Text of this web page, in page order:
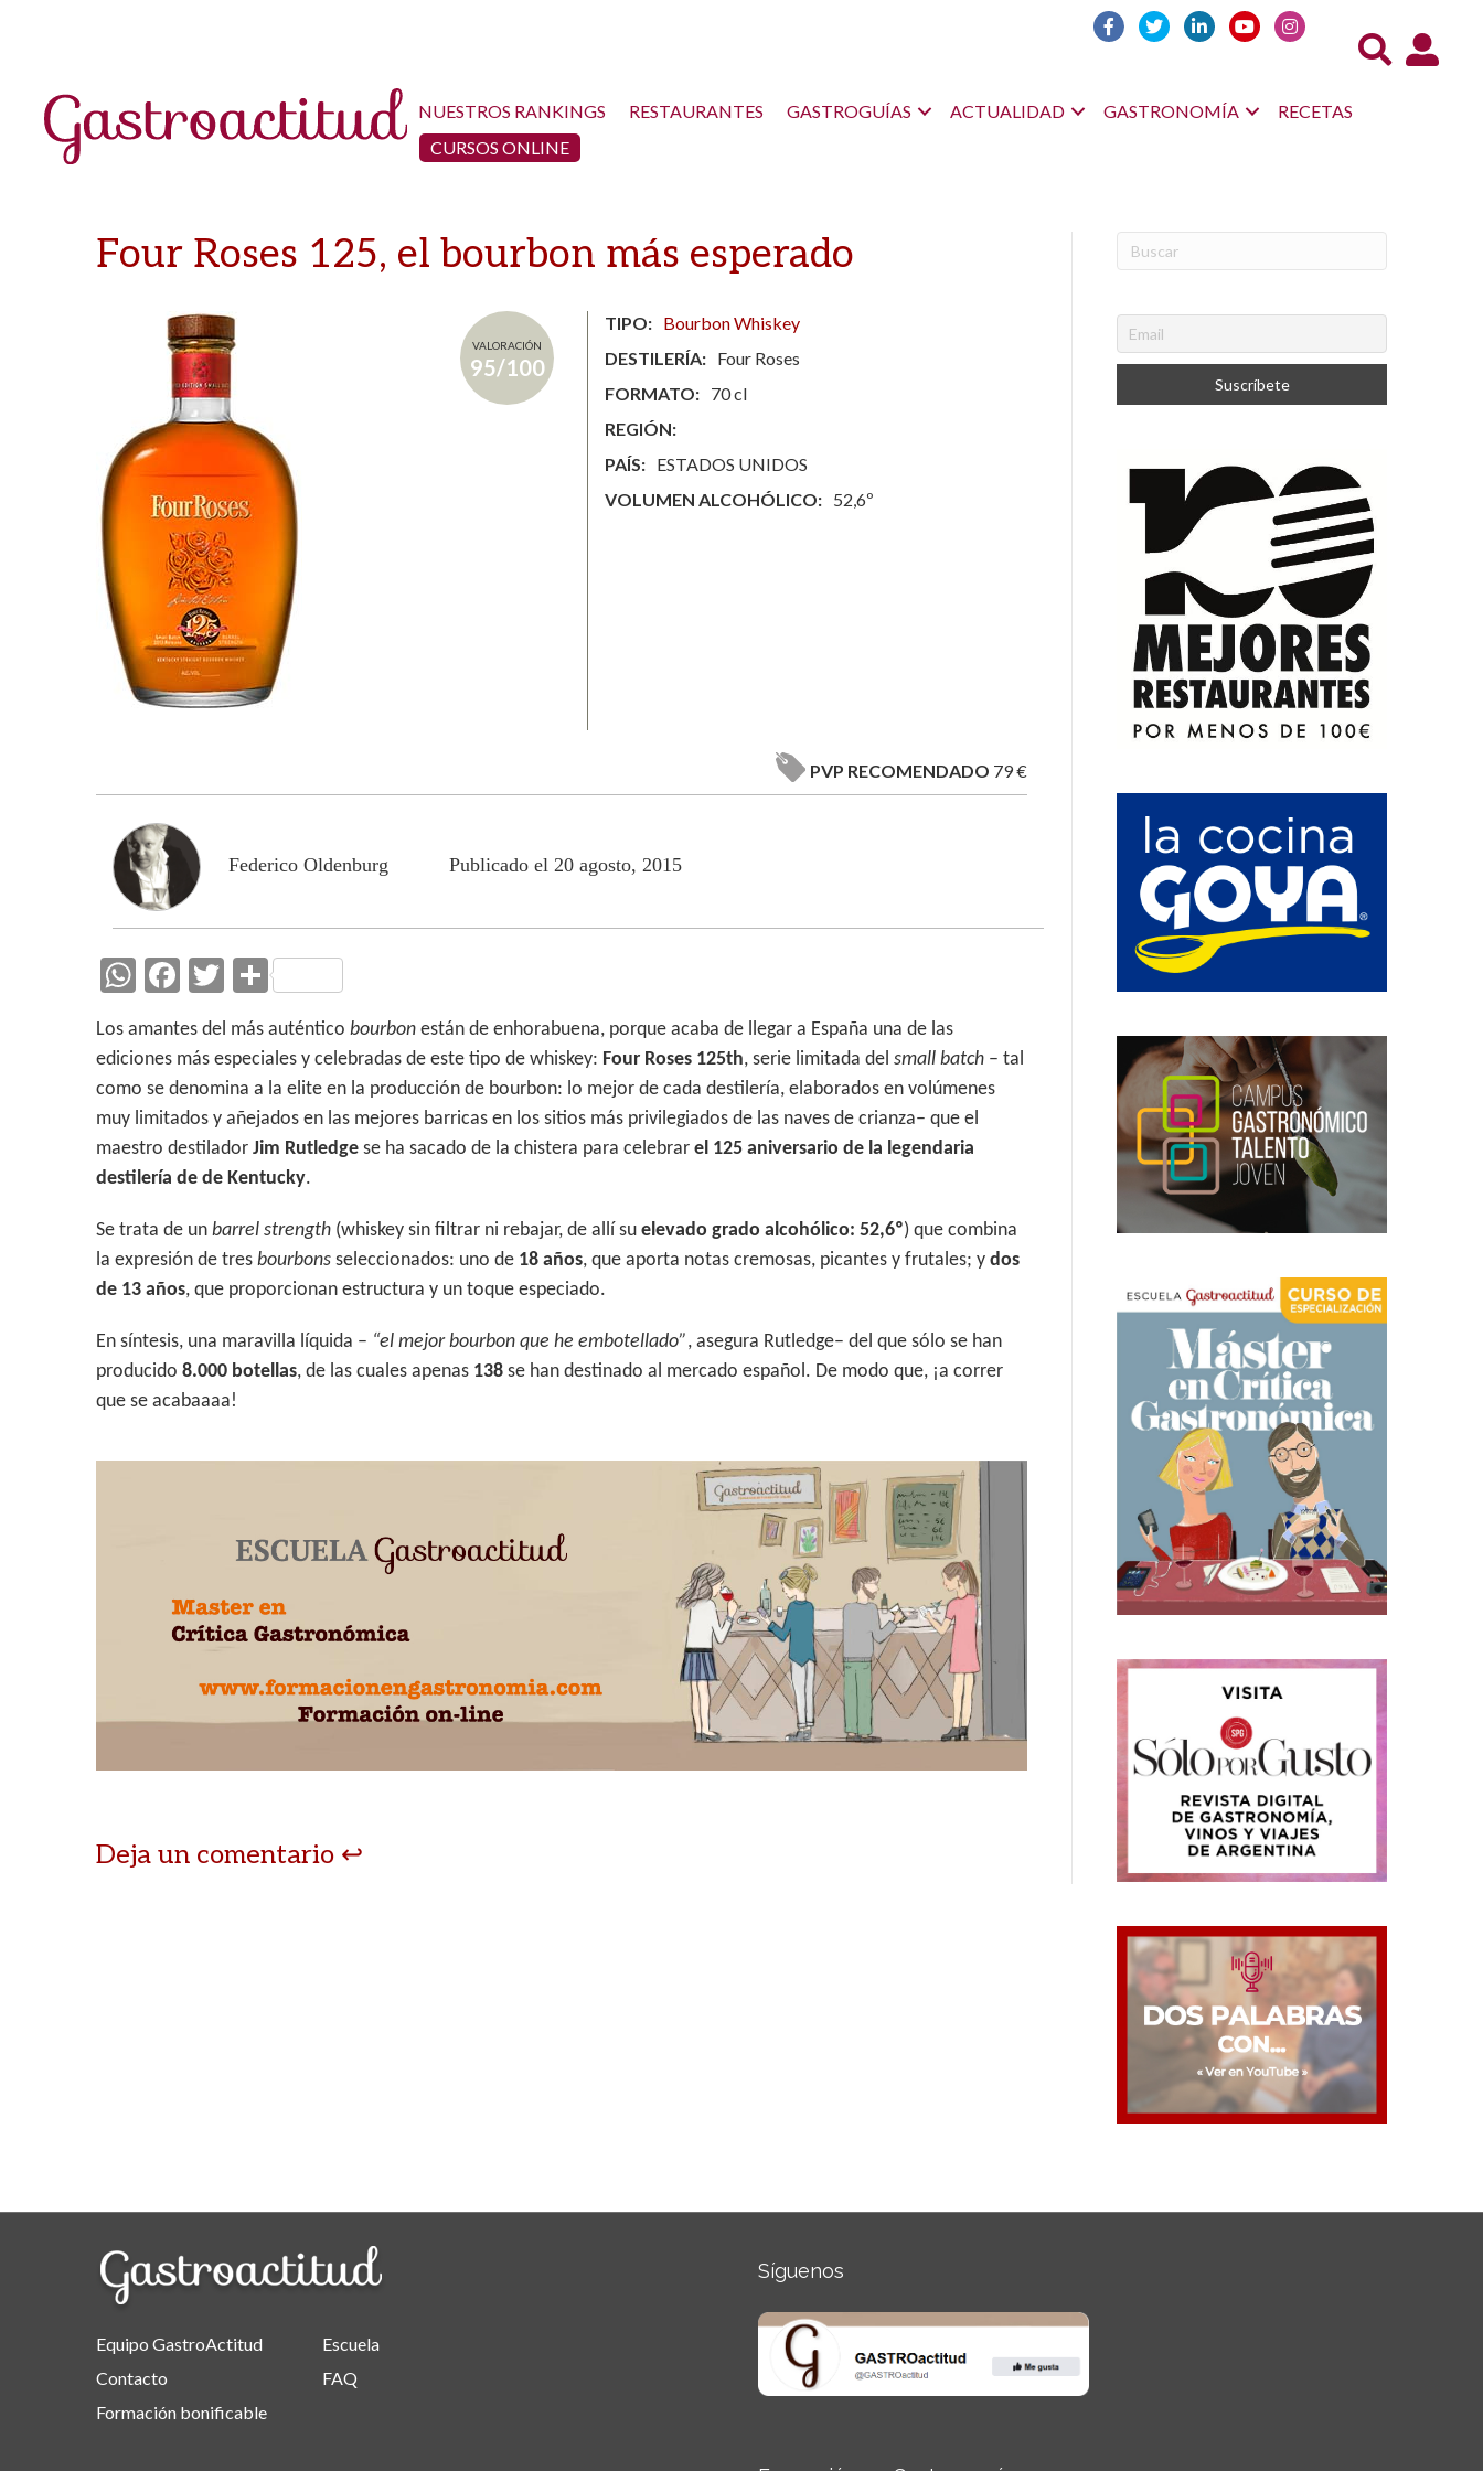
Acceso
NUESTROS RANKINGS RESTAURANTES GASTROGUÍAS ACTUALIDAD GASTRONOMÍA
RECETAS
CURSOS ONLINE
Four Roses 125, el bourbon más esperado
VALORACIÓN
95/100
TIPO
Bourbon Whiskey
DESTILERÍA
Four Roses
FORMATO
70 cl
REGIÓN
PAÍS
ESTADOS UNIDOS
VOLUMEN ALCOHÓLICO
52,6º
PVP RECOMENDADO 79 €
Federico Oldenburg Publicado el 20 agosto, 2015
W
at
s
A
p
p
F
ac
e
b
o
o
k
T
w
itt
er
C
m
p
ar
ti
r
Los amantes del más auténtico bourbon están de enhorabuena, porque acaba de llegar a España una de las
ediciones más especiales y celebradas de este tipo de whiskey: Four Roses 125th, serie limitada del small batch – tal
como se denomina a la elite en la producción de bourbon: lo mejor de cada destilería, elaborados en volúmenes
muy limitados y añejados en las mejores barricas en los sitios más privilegiados de las naves de crianza– que el
maestro destilador Jim Rutledge se ha sacado de la chistera para celebrar el 125 aniversario de la legendaria
destilería de de Kentucky.
Se trata de un barrel strength (whiskey sin filtrar ni rebajar, de allí su elevado grado alcohólico: 52,6º) que combina
la expresión de tres bourbons seleccionados: uno de 18 años, que aporta notas cremosas, picantes y frutales; y dos
de 13 años, que proporcionan estructura y un toque especiado.
En síntesis, una maravilla líquida – “el mejor bourbon que he embotellado”, asegura Rutledge– del que sólo se han
producido 8.000 botellas, de las cuales apenas 138 se han destinado al mercado español. De modo que, ¡a correr
que se acabaaaa!
Deja un comentario
Equipo GastroActitud
Contacto
Formación bonificable
Escuela
FAQ
Síguenos